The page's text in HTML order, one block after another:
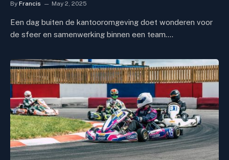
By Francis May 2, 2025
Een dag buiten de kantooromgeving doet wonderen voor
de sfeer en samenwerking binnen een team.…